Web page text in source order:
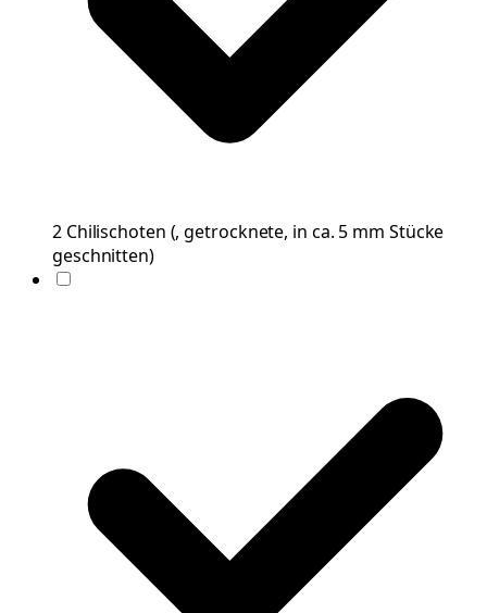
2 Chilischoten (, getrocknete, in ca. 5 mm Stücke
geschnitten)